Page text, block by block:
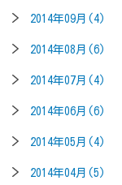
2014年09月(4)
2014年08月(6)
2014年07月(4)
2014年06月(6)
2014年05月(4)
2014年04月(5)